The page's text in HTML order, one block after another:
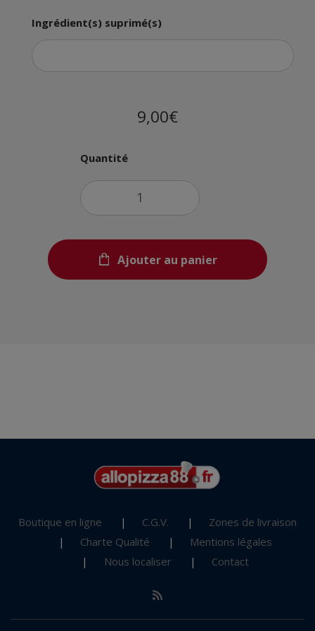
Ingrédient(s) suprimé(s)
9,00€
Quantité
Ajouter au panier
Boutique en ligne C.G.V.
Zones de livraison
Charte Qualité
Mentions légales
Nous localiser
Contact